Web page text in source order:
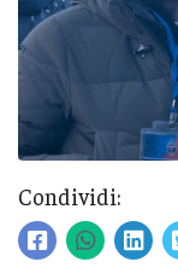
Condividi: